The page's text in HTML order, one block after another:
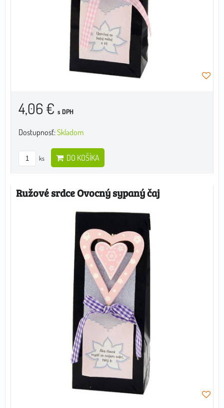
4,06 € s DPH
Dostupnosť:Skladom
ks DO KOŠÍKA
Ružové srdce Ovocný sypaný čaj